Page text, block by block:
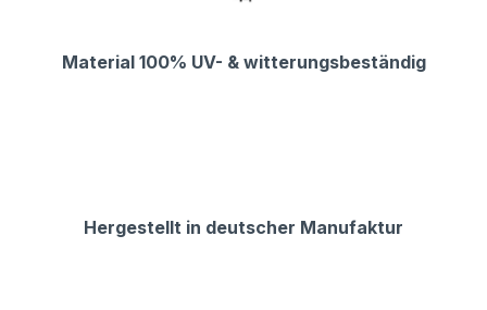
Material 100% UV- & witterungsbeständig
Hergestellt in deutscher Manufaktur